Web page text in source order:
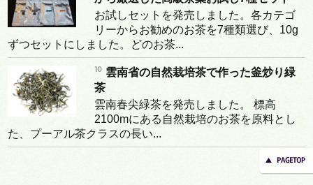
お試しセットを発売しました。各カテゴ
リーからお勧めのお茶を7種類選び、10g
ずつセットにしました。どのお茶...
雲南省の自然栽培茶で作った釜炒り緑
茶
雲南春尖緑茶を発売しました。 標高
2100mにある自然栽培のお茶を原料とし
た、プーアル茶クラスの長い...